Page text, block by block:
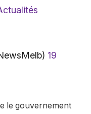
19
le gouvernement